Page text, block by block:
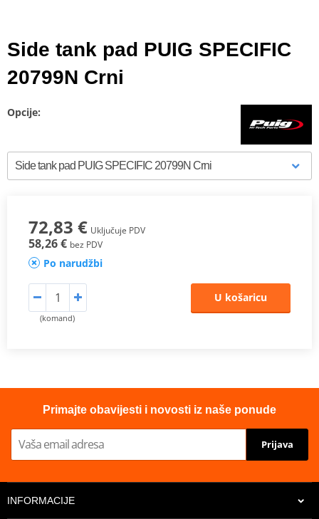
Side tank pad PUIG SPECIFIC
20799N Crni
Opcije:
72,83 € Uključuje PDV
58,26 € bez PDV
Po narudžbi
(komand)
U košaricu
Primajte obavijesti i novosti iz naše ponude
Prijava
INFORMACIJE